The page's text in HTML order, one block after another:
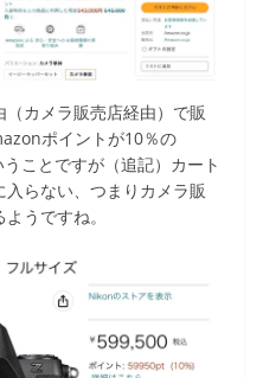
カメラ販売店経由）で販
ポイントが10％の
ことですが（追記）カート
らない、つまりカメラ販
うですね。